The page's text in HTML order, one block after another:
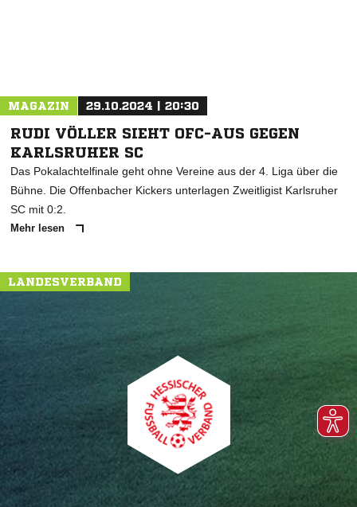
MAGAZIN 29.10.2024 | 20:30
RUDI VÖLLER SIEHT OFC-AUS GEGEN
KARLSRUHER SC
Das Pokalachtelfinale geht ohne Vereine aus der 4. Liga über die
Bühne. Die Offenbacher Kickers unterlagen Zweitligist Karlsruher
SC mit 0:2.
Mehr lesen
LANDESVERBAND